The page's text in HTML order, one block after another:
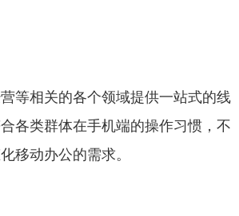
等相关的各个领域提供一站式的线
各类群体在手机端的操作习惯，不
移动办公的需求。